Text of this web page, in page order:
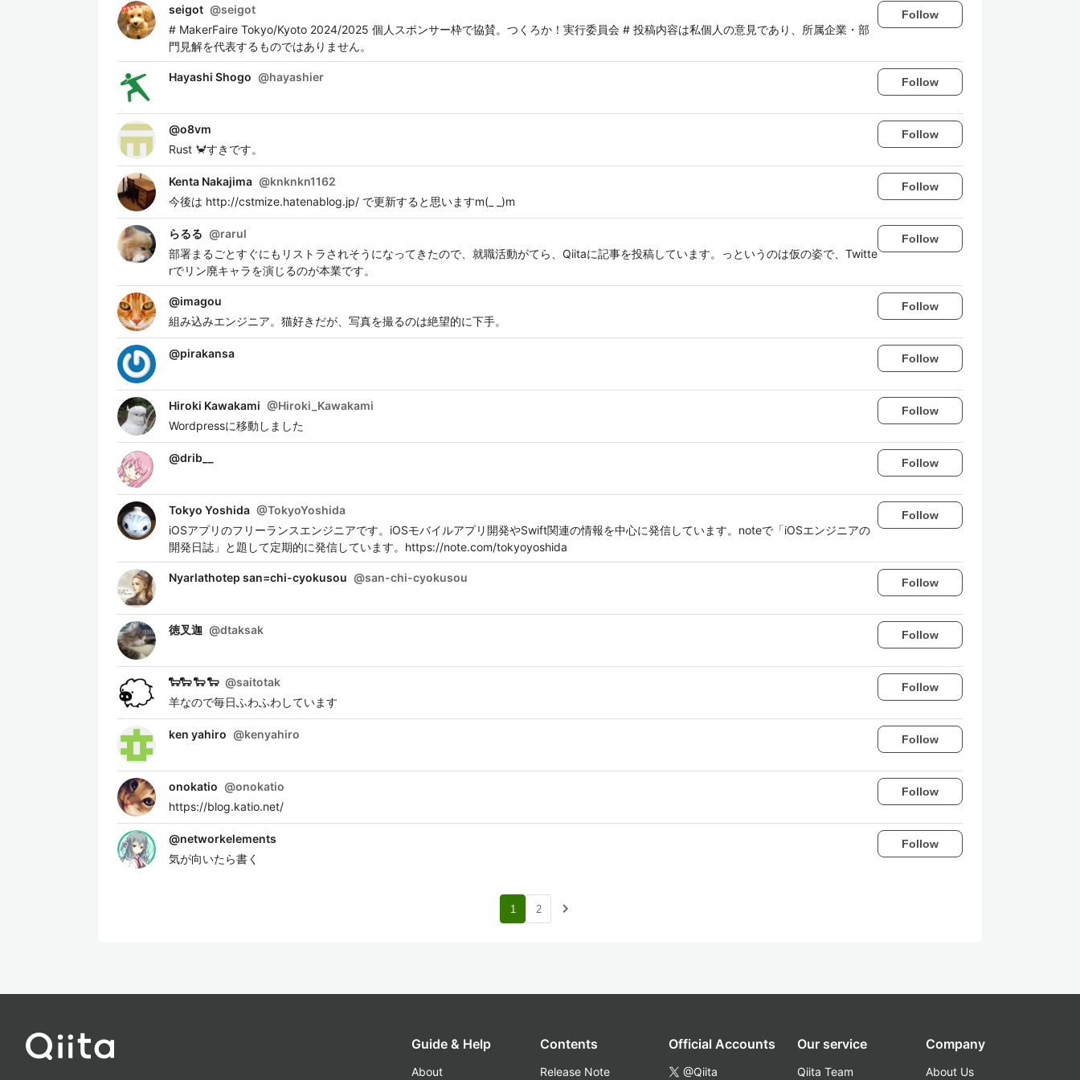
seigot @seigot
# MakerFaire Tokyo/Kyoto 2024/2025 個人スポンサー枠で協賛。つくろか！実行委員会 # 投稿内容は私個人の意見であり、所属企業・部
門見解を代表するものではありません。
Follow
Hayashi Shogo @hayashier Follow
@o8vm
Rust 🦀すきです。
Follow
Kenta Nakajima @knknkn1162
今後は http://cstmize.hatenablog.jp/ で更新すると思いますm(_ _)m
Follow
らるる @rarul
部署まるごとすぐにもリストラされそうになってきたので、就職活動がてら、Qiitaに記事を投稿しています。っというのは仮の姿で、Twitte
rでリン廃キャラを演じるのが本業です。
Follow
@imagou
組み込みエンジニア。猫好きだが、写真を撮るのは絶望的に下手。
Follow
@pirakansa Follow
Hiroki Kawakami @Hiroki_Kawakami
Wordpressに移動しました
Follow
@drib__ Follow
Tokyo Yoshida @TokyoYoshida
iOSアプリのフリーランスエンジニアです。iOSモバイルアプリ開発やSwift関連の情報を中心に発信しています。noteで「iOSエンジニアの
開発日誌」と題して定期的に発信しています。https://note.com/tokyoyoshida
Follow
Nyarlathotep san=chi-cyokusou @san-chi-cyokusou Follow
徳叉迦 @dtaksak Follow
🐑🐑 🐑 🐑 @saitotak
羊なので毎日ふわふわしています
Follow
ken yahiro @kenyahiro Follow
onokatio @onokatio
https://blog.katio.net/
Follow
@networkelements
気が向いたら書く
Follow
1 2 navigate_next
Guide & Help
About
Contents
Release Note
Official Accounts
@Qiita
Our service
Qiita Team
Company
About Us